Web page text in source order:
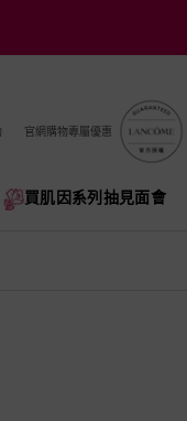
官網購物專屬優惠
買肌因系列抽見面會​